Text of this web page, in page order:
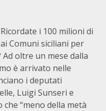
i 100 milioni di
Comuni siciliani per
oltre un mese dalla
è arrivato nelle
i deputati
Luigi Sunseri e
“meno della metà